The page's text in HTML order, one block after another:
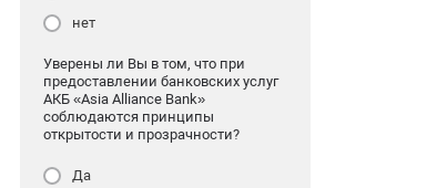
нет
Уверены ли Вы в том, что при
предоставлении банковских услуг
АКБ «Asia Alliance Bank»
соблюдаются принципы
открытости и прозрачности?
Да